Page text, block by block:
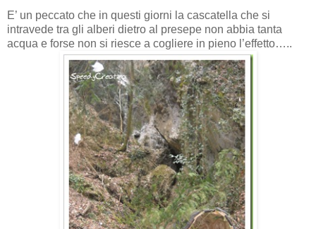
E’ un peccato che in questi giorni la cascatella che si
intravede tra gli alberi dietro al presepe non abbia tanta
acqua e forse non si riesce a cogliere in pieno l’effetto…..